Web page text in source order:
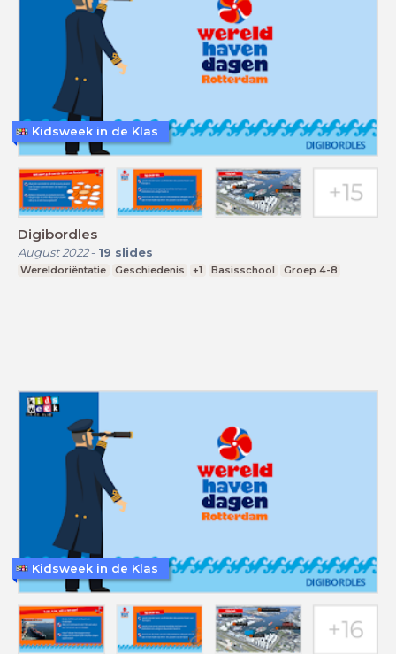
Digibordles
August 2022- 19 slides
Wereldoriëntatie Geschiedenis +1 Basisschool Groep 4-8
Kidsweek in de Klas
Kidsweek in de Klas